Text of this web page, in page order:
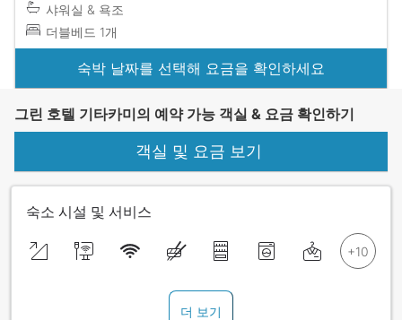
샤워실 & 욕조
더블베드 1개
숙박 날짜를 선택해 요금을 확인하세요
그린 호텔 기타카미의 예약 가능 객실 & 요금 확인하기
객실 및 요금 보기
숙소 시설 및 서비스
더 보기